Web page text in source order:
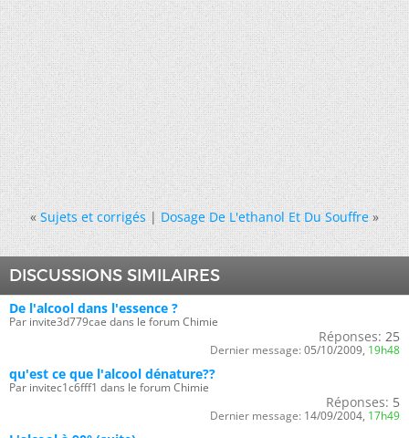
« Sujets et corrigés|Dosage De L'ethanol Et Du Souffre »
DISCUSSIONS SIMILAIRES
De l'alcool dans l'essence ?
Par invite3d779cae dans le forum Chimie
Réponses: 25
Dernier message: 05/10/2009, 19h48
qu'est ce que l'alcool dénature??
Par invitec1c6fff1 dans le forum Chimie
Réponses: 5
Dernier message: 14/09/2004, 17h49